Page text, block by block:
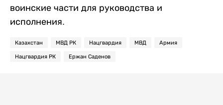
воинские части для руководства и
исполнения.
Казахстан МВД РК Нацгвардия МВД Армия
Нацгвардия РК Ержан Саденов